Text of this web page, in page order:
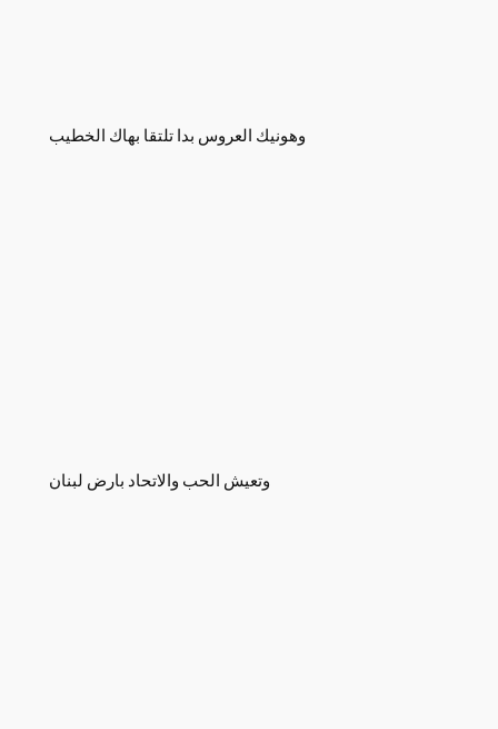
وهونيك العروس بدا تلتقا بهاك الخطيب
وتعيش الحب والاتحاد بارض لبنان